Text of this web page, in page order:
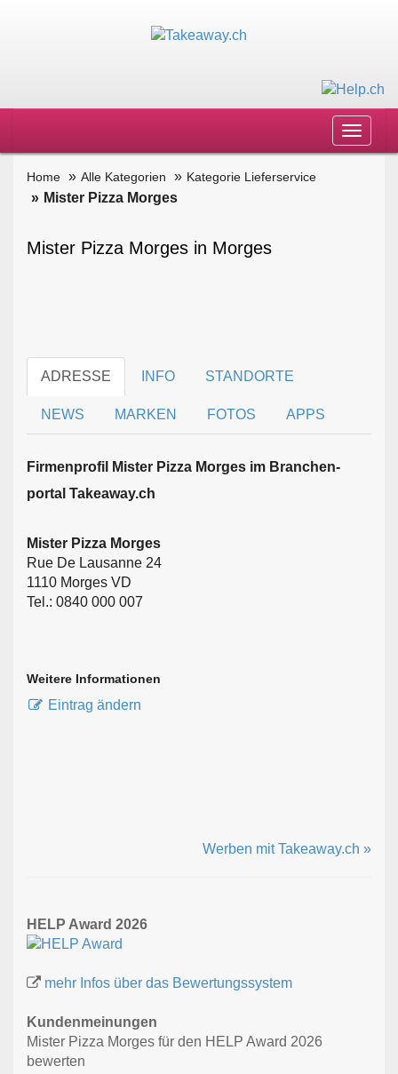
Toggle
Home Alle Kategorien Kategorie Lieferservice
Mister Pizza Morges
Mister Pizza Morges in Morges
ADRESSE INFO STANDORTE
NEWS MARKEN FOTOS APPS
Firmen­profil Mister Pizza Morges im Branchen­
portal Takeaway.ch
Mister Pizza Morges
Rue De Lausanne 24
1110 Morges VD
Tel.: 0840 000 007
Weitere Informationen
Eintrag ändern
Werben mit Takeaway.ch »
HELP Award 2026
mehr Infos über das Bewertungssystem
Kundenmeinungen
Mister Pizza Morges für den HELP Award 2026
bewerten